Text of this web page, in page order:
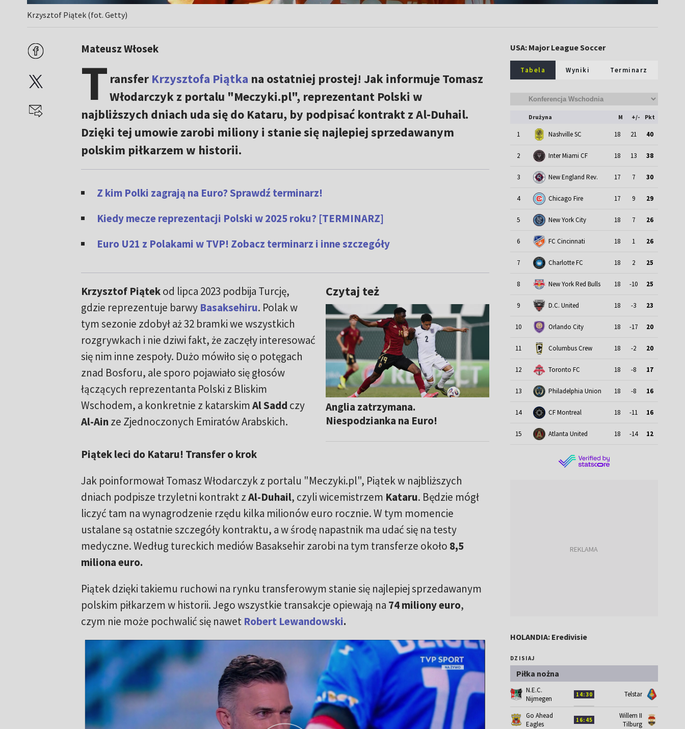
Krzysztof Piątek (fot. Getty)
Mateusz Włosek
T ransfer Krzysztofa Piątka na ostatniej prostej! Jak informuje Tomasz
Włodarczyk z portalu "Meczyki.pl", reprezentant Polski w
najbliższych dniach uda się do Kataru, by podpisać kontrakt z Al-Duhail.
Dzięki tej umowie zarobi miliony i stanie się najlepiej sprzedawanym
polskim piłkarzem w historii.
Z kim Polki zagrają na Euro? Sprawdź terminarz!
Kiedy mecze reprezentacji Polski w 2025 roku? [TERMINARZ]
Euro U21 z Polakami w TVP! Zobacz terminarz i inne szczegóły
Czytaj też
Anglia zatrzymana.
Niespodzianka na Euro!
Krzysztof Piątekod lipca 2023 podbija Turcję,
gdzie reprezentuje barwy Basaksehiru. Polak w
tym sezonie zdobył aż 32 bramki we wszystkich
rozgrywkach i nie dziwi fakt, że zaczęły interesować
się nim inne zespoły. Dużo mówiło się o potęgach
znad Bosforu, ale sporo pojawiało się głosów
łączących reprezentanta Polski z Bliskim
Wschodem, a konkretnie z katarskimAl Sadd czy
Al-Ainze Zjednoczonych Emiratów Arabskich.
Piątek leci do Kataru! Transfer o krok
Jak poinformował Tomasz Włodarczyk z portalu "Meczyki.pl", Piątek w najbliższych
dniach podpisze trzyletni kontrakt zAl-Duhail, czyli wicemistrzem Kataru. Będzie mógł
liczyć tam na wynagrodzenie rzędu kilka milionów euro rocznie. W tym momencie
ustalane są ostatnie szczegóły kontraktu, a w środę napastnik ma udać się na testy
medyczne. Według tureckich mediów Basaksehir zarobi na tym transferze około 8,5
miliona euro.
Piątek dzięki takiemu ruchowi na rynku transferowym stanie się najlepiej sprzedawanym
polskim piłkarzem w historii. Jego wszystkie transakcje opiewają na 74 miliony euro,
czym nie może pochwalić się nawet Robert Lewandowski.
USA: Major League Soccer
Tabela Wyniki Terminarz
Drużyna M +/- Pkt
1 Nashville SC 18 21 40
2 Inter Miami CF 18 13 38
3 New England Rev. 17 7 30
4 Chicago Fire 17 9 29
5 New York City 18 7 26
6 FC Cincinnati 18 1 26
7 Charlotte FC 18 2 25
8 New York Red Bulls 18 -10 25
9 D.C. United 18 -3 23
10 Orlando City 18 -17 20
11 Columbus Crew 18 -2 20
12 Toronto FC 18 -8 17
13 Philadelphia Union 18 -8 16
14 CF Montreal 18 -11 16
15 Atlanta United 18 -14 12
HOLANDIA: Eredivisie
DZISIAJ
Piłka nożna
N.E.C.
Nijmegen
14:30 Telstar
Go Ahead
Eagles
16:45
Willem II
Tilburg